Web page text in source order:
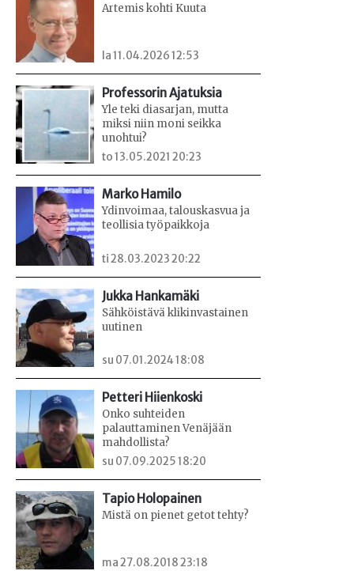
Artemis kohti Kuuta
la 11.04.2026 12:53
Professorin Ajatuksia
Yle teki diasarjan, mutta
miksi niin moni seikka
unohtui?
to 13.05.2021 20:23
Marko Hamilo
Ydinvoimaa, talouskasvua ja
teollisia työpaikkoja
ti 28.03.2023 20:22
Jukka Hankamäki
Sähköistävä klikinvastainen
uutinen
su 07.01.2024 18:08
Petteri Hiienkoski
Onko suhteiden
palauttaminen Venäjään
mahdollista?
su 07.09.2025 18:20
Tapio Holopainen
Mistä on pienet getot tehty?
ma 27.08.2018 23:18